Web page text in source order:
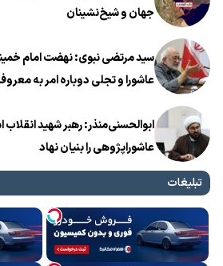
جهان و شیخ‌نشینان
سید مرتضی نبوی: نهضت امام
عاشورا و تجلی دوباره امر به
ابوالحسنی‌منذر: رهبر شهید
عاشوراپژوهی را بنیان نهاد
تبلیغات